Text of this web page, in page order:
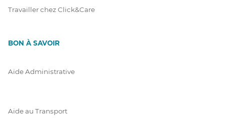
Travailler chez Click&Care
BON À SAVOIR
Aide Administrative
Aide au Transport